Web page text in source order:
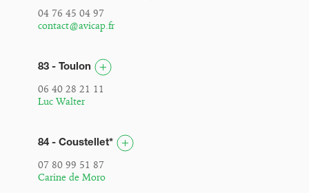
04 76 45 04 97
contact@avicap.fr
83 - Toulon
06 40 28 21 11
Luc Walter
84 - Coustellet*
07 80 99 51 87
Carine de Moro